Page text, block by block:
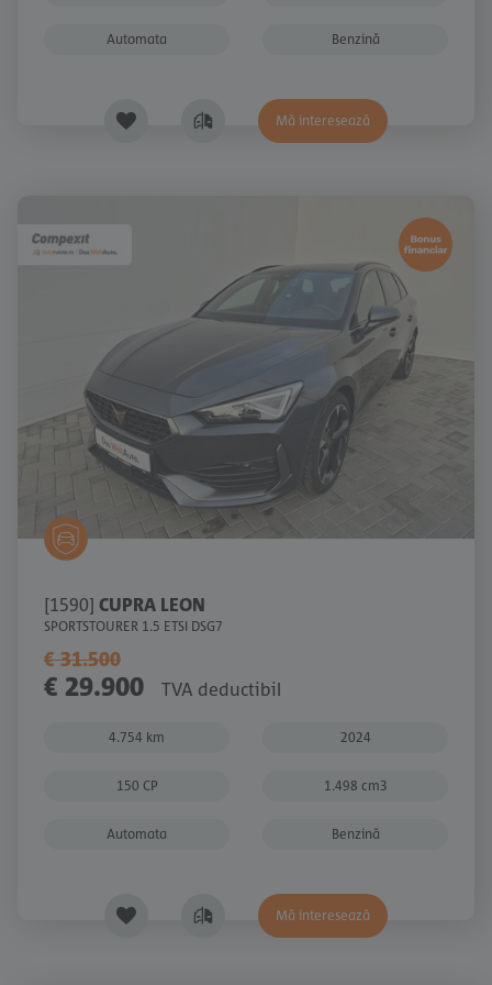
Automata Benzină
Mă interesează
[1590] CUPRA LEON
SPORTSTOURER 1.5 ETSI DSG7
€ 31.500
€ 29.900 TVA deductibil
4.754 km 2024
150 CP 1.498 cm3
Automata Benzină
Mă interesează